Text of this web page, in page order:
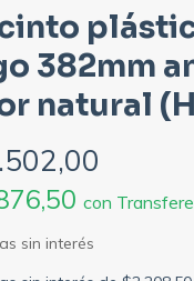
382mm
natural
con